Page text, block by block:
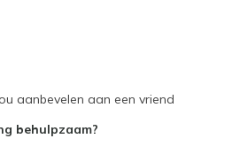
aanbevelen aan een vriend
behulpzaam?